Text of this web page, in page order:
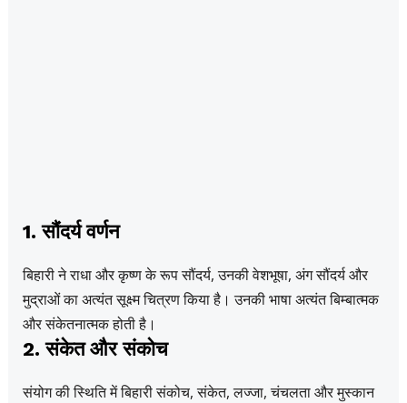
1. सौंदर्य वर्णन
बिहारी ने राधा और कृष्ण के रूप सौंदर्य, उनकी वेशभूषा, अंग सौंदर्य और
मुद्राओं का अत्यंत सूक्ष्म चित्रण किया है। उनकी भाषा अत्यंत बिम्बात्मक
और संकेतनात्मक होती है।
2. संकेत और संकोच
संयोग की स्थिति में बिहारी संकोच, संकेत, लज्जा, चंचलता और मुस्कान